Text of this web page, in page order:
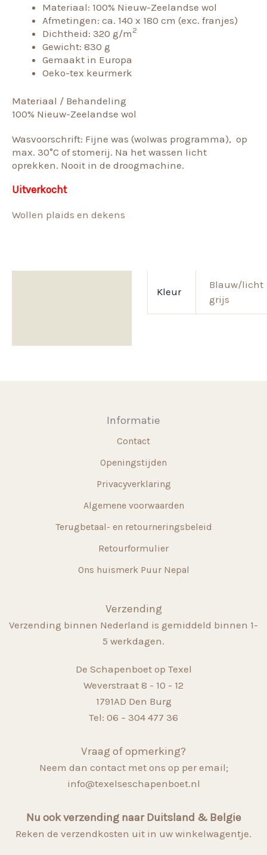
Materiaal: 100% Nieuw-Zeelandse wol
Afmetingen: ca. 140 x 180 cm (exc. franjes)
Dichtheid: 320 g/m 2
Gewicht: 830 g
Gemaakt in Europa
Oeko-tex keurmerk
Materiaal / Behandeling
100% Nieuw-Zeelandse wol
Wasvoorschrift: Fijne was (wolwas programma), op
max. 30°C of stomerij. Na het wassen licht
oprekken. Nooit in de droogmachine.
Uitverkocht
Wollen plaids en dekens
Kleur
Blauw/licht
grijs
Informatie
Contact
Openingstijden
Privacyverklaring
Algemene voorwaarden
Terugbetaal- en retourneringsbeleid
Retourformulier
Ons huismerk Puur Nepal
Verzending
Verzending binnen Nederland is gemiddeld binnen 1-
5 werkdagen.
De Schapenboet op Texel
Weverstraat 8 - 10 - 12
1791AD Den Burg
Tel: 06 – 304 477 36
Vraag of opmerking?
Neem dan contact met ons op per email;
info@texelseschapenboet.nl
Nu ook verzending naar Duitsland & Belgie
Reken de verzendkosten uit in uw winkelwagentje.